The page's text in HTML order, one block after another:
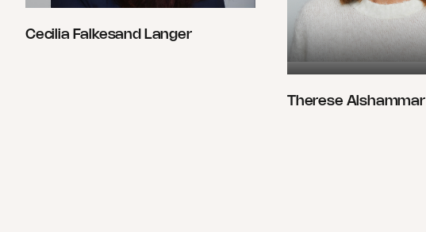
Cecilia Falkesand Langer
Therese Alshammar